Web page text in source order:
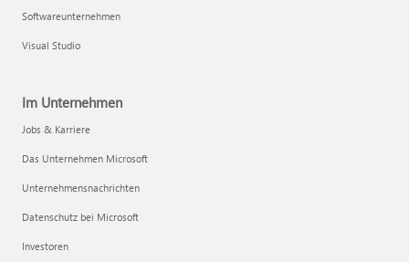
Softwareunternehmen
Visual Studio
Im Unternehmen
Jobs & Karriere
Das Unternehmen Microsoft
Unternehmensnachrichten
Datenschutz bei Microsoft
Investoren